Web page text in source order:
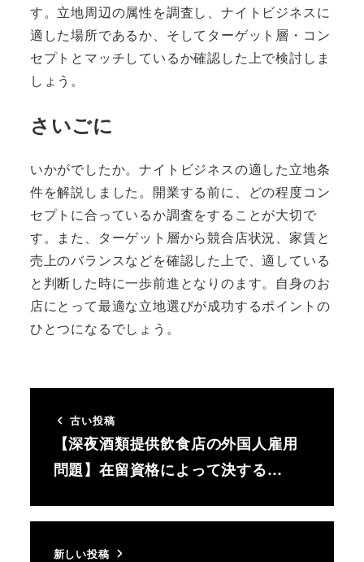
す。立地周辺の属性を調査し、ナイトビジネスに
適した場所であるか、そしてターゲット層・コン
セプトとマッチしているか確認した上で検討しま
しょう。
さいごに
いかがでしたか。ナイトビジネスの適した立地条
件を解説しました。開業する前に、どの程度コン
セプトに合っているか調査をすることが大切で
す。また、ターゲット層から競合店状況、家賃と
売上のバランスなどを確認した上で、適している
と判断した時に一歩前進となりのます。自身のお
店にとって最適な立地選びが成功するポイントの
ひとつになるでしょう。
古い投稿
【深夜酒類提供飲食店の外国人雇用
問題】在留資格によって決する…
新しい投稿